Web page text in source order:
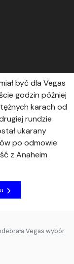
być dla Vegas
godzin później
karach od
rundzie
ukarany
po odmowie
z Anaheim
Vegas wybór